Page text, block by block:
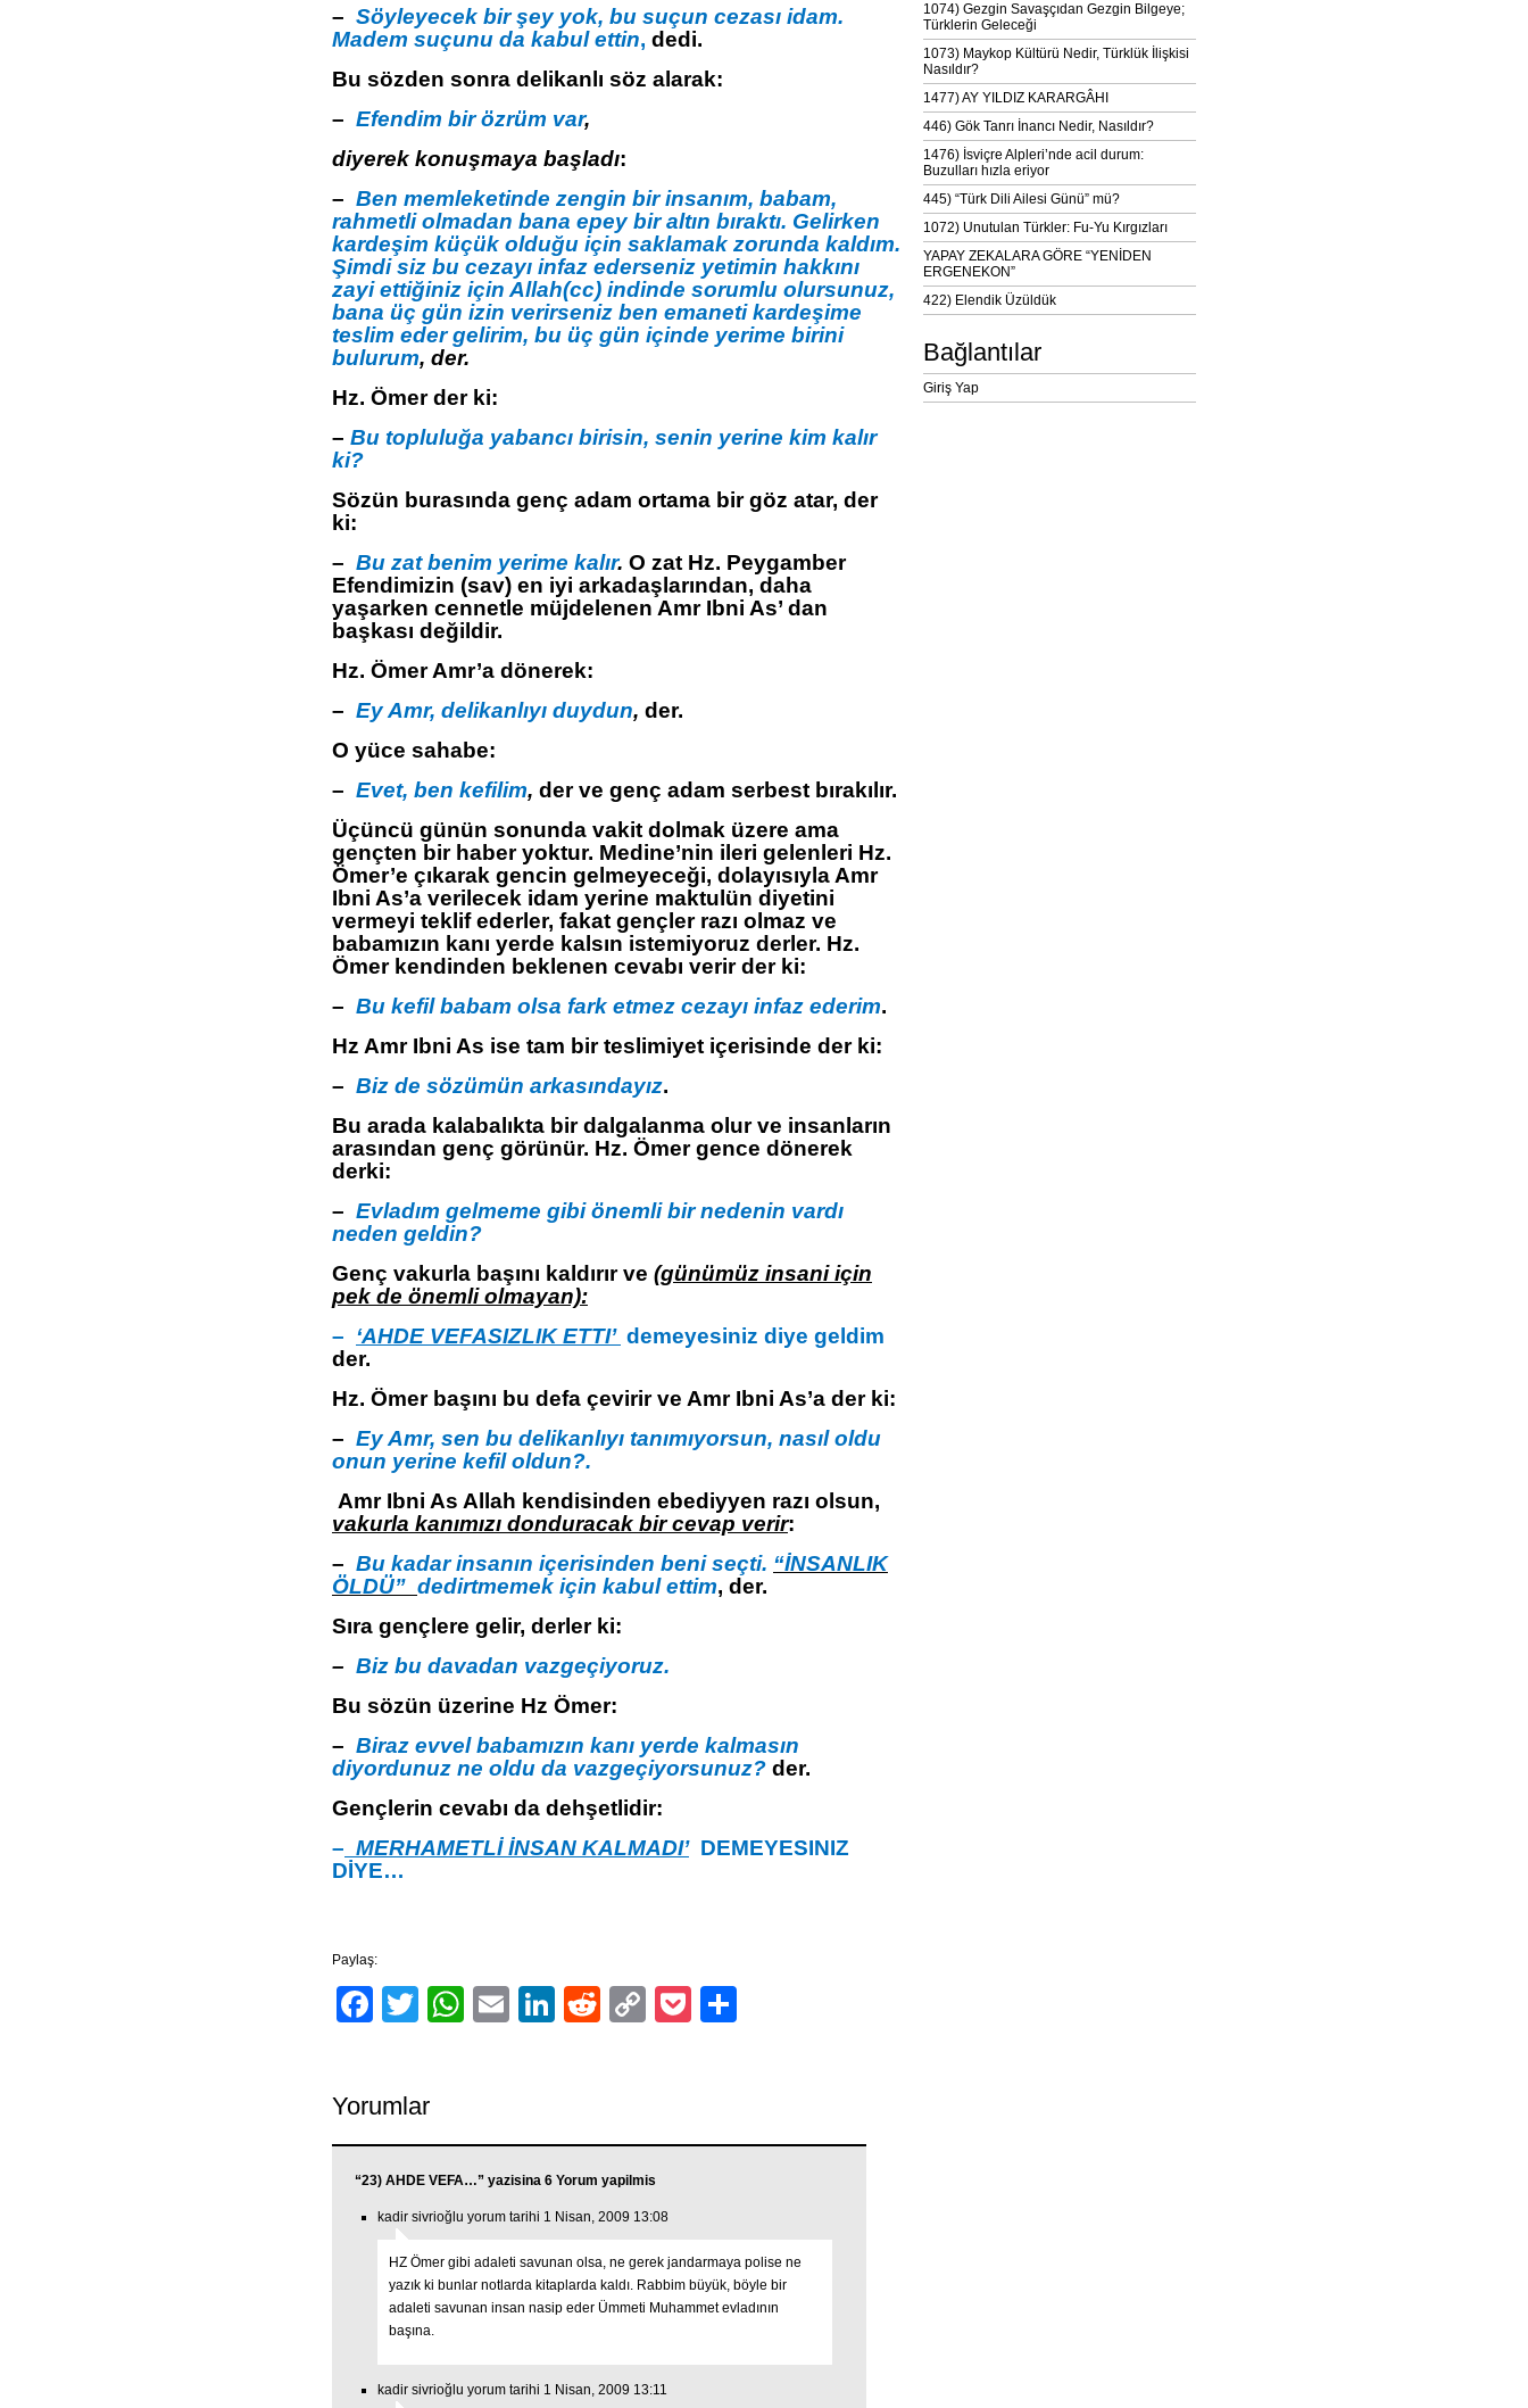
– Söyleyecek bir şey yok, bu suçun cezası idam.
Madem suçunu da kabul ettin, dedi.
Bu sözden sonra delikanlı söz alarak:
– Efendim bir özrüm var,
diyerek konuşmaya başladı:
– Ben memleketinde zengin bir insanım, babam,
rahmetli olmadan bana epey bir altın bıraktı. Gelirken
kardeşim küçük olduğu için saklamak zorunda kaldım.
Şimdi siz bu cezayı infaz ederseniz yetimin hakkını
zayi ettiğiniz için Allah(cc) indinde sorumlu olursunuz,
bana üç gün izin verirseniz ben emaneti kardeşime
teslim eder gelirim, bu üç gün içinde yerime birini
bulurum, der.
Hz. Ömer der ki:
– Bu topluluğa yabancı birisin, senin yerine kim kalır
ki?
Sözün burasında genç adam ortama bir göz atar, der
ki:
– Bu zat benim yerime kalır. O zat Hz. Peygamber
Efendimizin (sav) en iyi arkadaşlarından, daha
yaşarken cennetle müjdelenen Amr Ibni As’ dan
başkası değildir.
Hz. Ömer Amr’a dönerek:
– Ey Amr, delikanlıyı duydun, der.
O yüce sahabe:
– Evet, ben kefilim, der ve genç adam serbest bırakılır.
Üçüncü günün sonunda vakit dolmak üzere ama
gençten bir haber yoktur. Medine’nin ileri gelenleri Hz.
Ömer’e çıkarak gencin gelmeyeceği, dolayısıyla Amr
Ibni As’a verilecek idam yerine maktulün diyetini
vermeyi teklif ederler, fakat gençler razı olmaz ve
babamızın kanı yerde kalsın istemiyoruz derler. Hz.
Ömer kendinden beklenen cevabı verir der ki:
– Bu kefil babam olsa fark etmez cezayı infaz ederim.
Hz Amr Ibni As ise tam bir teslimiyet içerisinde der ki:
– Biz de sözümün arkasındayız.
Bu arada kalabalıkta bir dalgalanma olur ve insanların
arasından genç görünür. Hz. Ömer gence dönerek
derki:
– Evladım gelmeme gibi önemli bir nedenin vardı
neden geldin?
Genç vakurla başını kaldırır ve (günümüz insani için
pek de önemli olmayan):
– ‘AHDE VEFASIZLIK ETTI’ demeyesiniz diye geldim
der.
Hz. Ömer başını bu defa çevirir ve Amr Ibni As’a der ki:
– Ey Amr, sen bu delikanlıyı tanımıyorsun, nasıl oldu
onun yerine kefil oldun?.
Amr Ibni As Allah kendisinden ebediyyen razı olsun,
vakurla kanımızı donduracak bir cevap verir:
– Bu kadar insanın içerisinden beni seçti. “İNSANLIK
ÖLDÜ” dedirtmemek için kabul ettim, der.
Sıra gençlere gelir, derler ki:
– Biz bu davadan vazgeçiyoruz.
Bu sözün üzerine Hz Ömer:
– Biraz evvel babamızın kanı yerde kalmasın
diyordunuz ne oldu da vazgeçiyorsunuz? der.
Gençlerin cevabı da dehşetlidir:
– MERHAMETLİ İNSAN KALMADI’DEMEYESINIZ
DİYE…
Paylaş:
Facebook
Twitter
WhatsApp
EmailLinkedIn
Reddit
CopyPocket
Yorumlar
“23) AHDE VEFA…” yazisina 6 Yorum yapilmis
kadir sivrioğlu yorum tarihi 1 Nisan, 2009 13:08
HZ Ömer gibi adaleti savunan olsa, ne gerek jandarmaya polise ne
yazık ki bunlar notlarda kitaplarda kaldı. Rabbim büyük, böyle bir
adaleti savunan insan nasip eder Ümmeti Muhammet evladının
başına.
kadir sivrioğlu yorum tarihi 1 Nisan, 2009 13:11
1074) Gezgin Savaşçıdan Gezgin Bilgeye;
Türklerin Geleceği
1073) Maykop Kültürü Nedir, Türklük İlişkisi
Nasıldır?
1477) AY YILDIZ KARARGÂHI
446) Gök Tanrı İnancı Nedir, Nasıldır?
1476) İsviçre Alpleri’nde acil durum:
Buzulları hızla eriyor
445) “Türk Dili Ailesi Günü” mü?
1072) Unutulan Türkler: Fu-Yu Kırgızları
YAPAY ZEKALARA GÖRE “YENİDEN
ERGENEKON”
422) Elendik Üzüldük
Bağlantılar
Giriş Yap